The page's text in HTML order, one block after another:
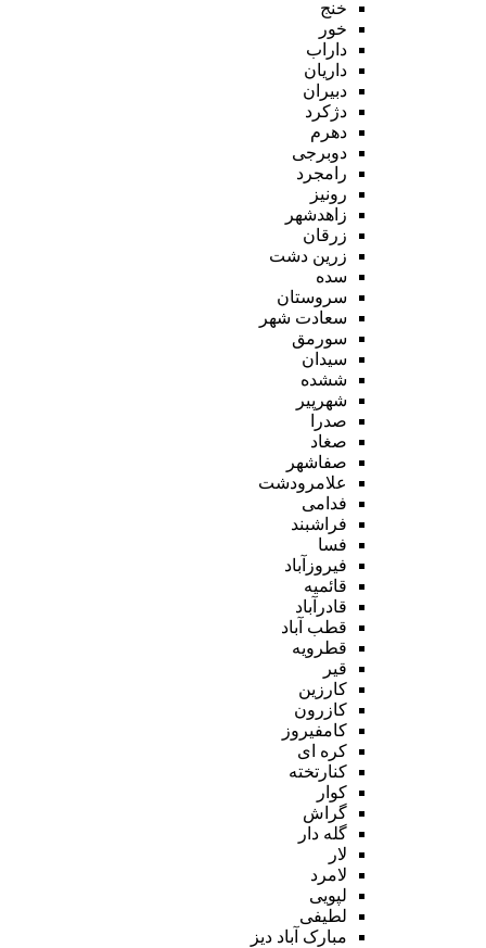
خنج
خور
داراب
داریان
دبیران
دژکرد
دهرم
دوبرجی
رامجرد
رونیز
زاهدشهر
زرقان
زرین دشت
سده
سروستان
سعادت شهر
سورمق
سیدان
ششده
شهرپیر
صدرا
صغاد
صفاشهر
علامرودشت
فدامی
فراشبند
فسا
فیروزآباد
قائمیه
قادرآباد
قطب آباد
قطرویه
قیر
کارزین
کازرون
کامفیروز
کره ای
کنارتخته
کوار
گراش
گله دار
لار
لامرد
لپویی
لطیفی
مبارک آباد دیز